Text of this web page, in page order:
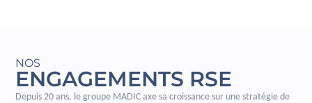
NOS
ENGAGEMENTS RSE
Depuis 20 ans, le groupe MADIC axe sa croissance sur une stratégie de